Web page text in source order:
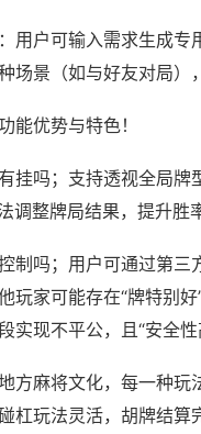
用户可输入需求生成专
场景（如与好友对局）
能优势与特色！
挂吗；支持透视全局
调整牌局结果，提升胜率
制吗；用户可通过第三
玩家可能存在“牌特别
实现不平公，且“安全性
方麻将文化，每一种
杠玩法灵活，胡牌结